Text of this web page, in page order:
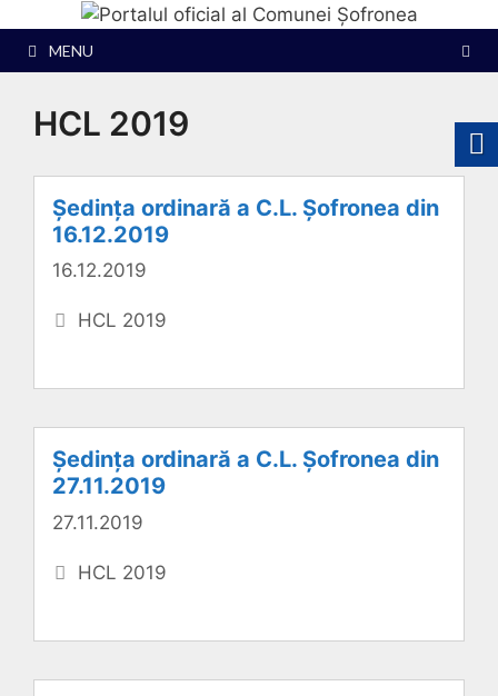
conținut
MENU
HCL 2019
Ședința ordinară a C.L. Șofronea din
16.12.2019
16.12.2019
Categorii
HCL 2019
Ședința ordinară a C.L. Șofronea din
27.11.2019
27.11.2019
Categorii
HCL 2019